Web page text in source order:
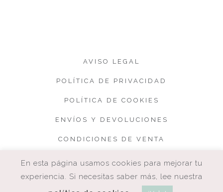
AVISO LEGAL
POLÍTICA DE PRIVACIDAD
POLÍTICA DE COOKIES
ENVÍOS Y DEVOLUCIONES
CONDICIONES DE VENTA
En esta página usamos cookies para mejorar tu
experiencia. Si necesitas saber más, lee nuestra